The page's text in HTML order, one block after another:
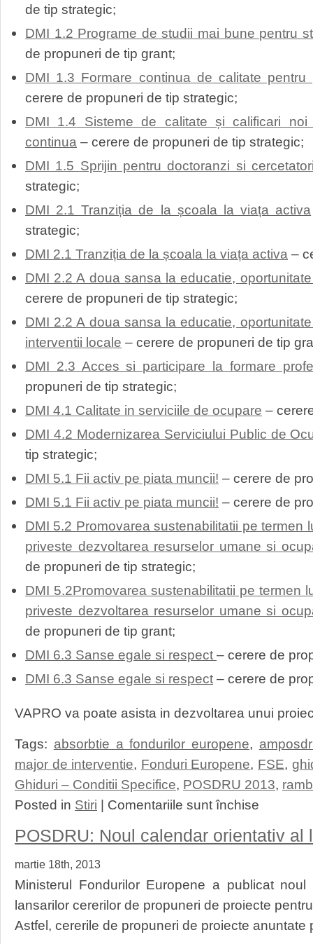
de tip strategic;
DMI 1.2 Programe de studii mai bune pentru
de propuneri de tip grant;
DMI 1.3 Formare continua de calitate
cerere de propuneri de tip strategic;
DMI 1.4 Sisteme de calitate și calificari noi
continua – cerere de propuneri de tip strategic;
DMI 1.5 Sprijin pentru doctoranzi si
strategic;
DMI 2.1 Tranziția de la școala la viața activa
strategic;
DMI 2.1 Tranziția de la școala la viața activa –
DMI 2.2A doua sansa la educatie,
cerere de propuneri de tip strategic;
DMI 2.2A doua sansa la educatie,
interventii locale – cerere de propuneri de tip
DMI 2.3 Acces si participare la formare
propuneri de tip strategic;
DMI 4.1 Calitate in serviciile de ocupare –
DMI 4.2 Modernizarea Serviciului Public de
tip strategic;
DMI 5.1 Fii activ pe piata muncii! – cerere de
DMI 5.1 Fii activ pe piata muncii! – cerere de
DMI 5.2 Promovarea sustenabilitatii pe termen
priveste dezvoltarea resurselor umane si
de propuneri de tip strategic;
DMI 5.2Promovarea sustenabilitatii pe termen
priveste dezvoltarea resurselor umane si
de propuneri de tip grant;
DMI 6.3 Sanse egale si respect – cerere de
DMI 6.3 Sanse egale si respect – cerere de
VAPRO va poate asista in dezvoltarea unui
Tags: absorbtie a fondurilor europene,
major de interventie, Fonduri Europene, FSE,
Ghiduri – Conditii Specifice, POSDRU 2013,
Posted in Stiri | Comentariile sunt închise
Noi
publicate
spre
consultare
POSDRU: Noul calendar orientativ
martie 18th, 2013
Ministerul Fondurilor Europene a publicat
lansarilor cererilor de propuneri de proiecte
Astfel, cererile de propuneri de proiecte anuntate